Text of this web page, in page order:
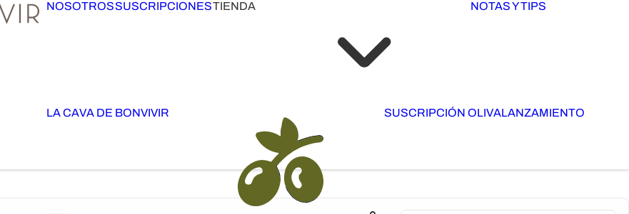
NOSOTROSSUSCRIPCIONESTIENDA NOTAS Y TIPS
LA CAVA DE BONVIVIR SUSCRIPCIÓN OLIVALANZAMIENTO